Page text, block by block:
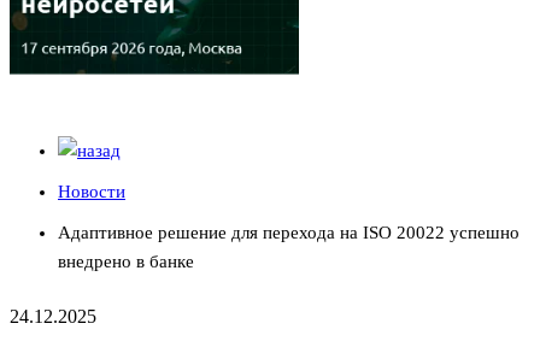
Новости
Адаптивное решение для перехода на ISO 20022 успешно
внедрено в банке
24.12.2025